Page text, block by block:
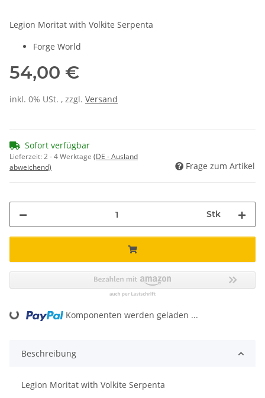
Legion Moritat with Volkite Serpenta
Forge World
54,00 €
inkl. 0% USt. , zzgl. Versand
Sofort verfügbar
Lieferzeit:2 - 4 Werktage (DE - Ausland
abweichend)
Frage zum Artikel
Stk
Loading... Komponenten werden geladen ...
Beschreibung
Legion Moritat with Volkite Serpenta